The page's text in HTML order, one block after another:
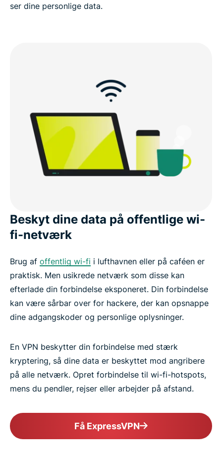
ser dine personlige data.
Beskyt dine data på offentlige wi-
fi-netværk
Brug af offentlig wi-fi i lufthavnen eller på caféen er
praktisk. Men usikrede netværk som disse kan
efterlade din forbindelse eksponeret. Din forbindelse
kan være sårbar over for hackere, der kan opsnappe
dine adgangskoder og personlige oplysninger.
En VPN beskytter din forbindelse med stærk
kryptering, så dine data er beskyttet mod angribere
på alle netværk. Opret forbindelse til wi-fi-hotspots,
mens du pendler, rejser eller arbejder på afstand.
Få ExpressVPN